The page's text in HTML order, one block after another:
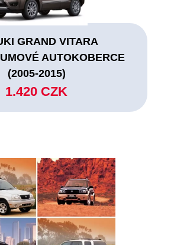
GRAND VITARA
AUTOKOBERCE
(2005-2015)
1.420 CZK